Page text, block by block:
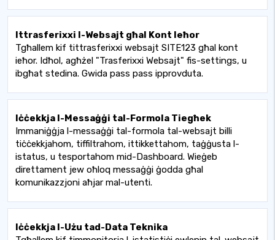
Ittrasferixxi l-Websajt għal Kont Ieħor
Tgħallem kif tittrasferixxi websajt SITE123 għal kont
ieħor. Idħol, agħżel "Trasferixxi Websajt" fis-settings, u
ibgħat stedina. Gwida pass pass ipprovduta.
Iċċekkja l-Messaġġi tal-Formola Tiegħek
Immaniġġja l-messaġġi tal-formola tal-websajt billi
tiċċekkjahom, tiffiltrahom, ittikkettahom, taġġusta l-
istatus, u tesportahom mid-Dashboard. Wieġeb
direttament jew oħloq messaġġi ġodda għal
komunikazzjoni aħjar mal-utenti.
Iċċekkja l-Użu tad-Data Teknika